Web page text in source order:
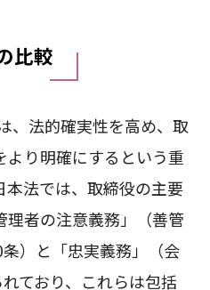
比較
、法的確実性を高め、取
り明確にするという重
法では、取締役の主要
理者の注意義務」（善管
）と「忠実義務」（会
ており、これらは包括